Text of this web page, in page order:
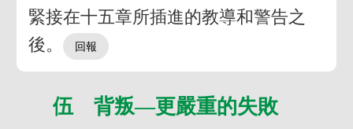
緊接在十五章所插進的教導和警告之
後。
伍 背叛—更嚴重的失敗